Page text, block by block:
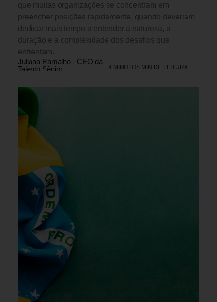
que muitas organizações se concentram em
preencher posições rapidamente, quando deveriam
dedicar mais tempo a entender a natureza, a
duração e a complexidade dos desafios que
enfrentam.
Juliana Ramalho - CEO da
Talento Sênior
4 MINUTOS MIN DE LEITURA